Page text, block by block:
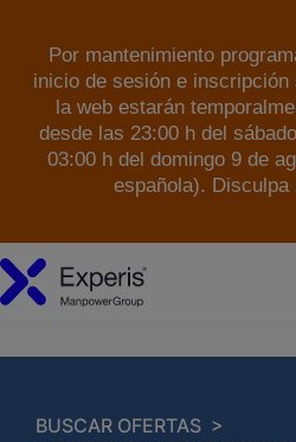
Por mantenimiento
inicio de sesión e inscripción
la web estarán
desde las 23:00 h del
03:00 h del domingo 9 de
española). Disculpa
BUSCAR OFERTAS >